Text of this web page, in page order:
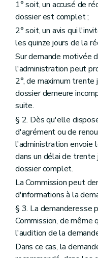
1° soit, un accusé de
dossier est complet ;
2° soit, un avis qui
les quinze jours de la
Sur demande motivée
l'administration peut
2°, de maximum trente
dossier demeure
suite.
§ 2. Dès qu'elle
d'agrément ou de
l'administration envoie
dans un délai de
dossier complet.
La Commission peut
d'informations à la
§ 3. La demanderesse
Commission, de même
l'audition de la
Dans ce cas, la